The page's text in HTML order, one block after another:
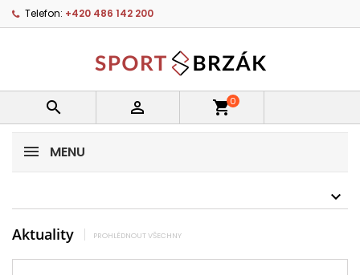
Telefon: +420 486 142 200
  shopping_cart0
MENU
Aktuality PROHLÉDNOUT VŠECHNY